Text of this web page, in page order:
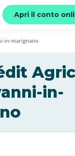
Apri il conto
in-marignano
in-